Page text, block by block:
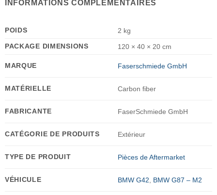
INFORMATIONS COMPLÉMENTAIRES
POIDS
2 kg
PACKAGE DIMENSIONS
120 × 40 × 20 cm
MARQUE Faserschmiede GmbH
MATÉRIELLE Carbon fiber
FABRICANTE FaserSchmiede GmbH
CATÉGORIE DE PRODUITS Extérieur
TYPE DE PRODUIT Pièces de Aftermarket
VÉHICULE BMW G42 BMW G87 – M2